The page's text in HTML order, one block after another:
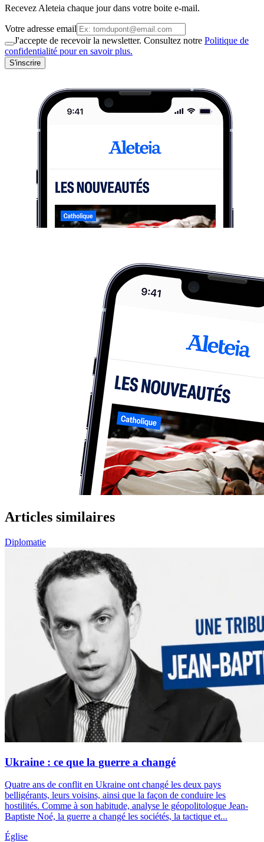
Recevez Aleteia chaque jour dans votre boite e-mail.
Votre adresse email
J'accepte de recevoir la newsletter. Consultez notre Politique de
confidentialité pour en savoir plus.
S'inscrire
Articles similaires
Diplomatie
Ukraine : ce que la guerre a changé
Quatre ans de conflit en Ukraine ont changé les deux pays
belligérants, leurs voisins, ainsi que la façon de conduire les
hostilités. Comme à son habitude, analyse le géopolitologue Jean-
Baptiste Noé, la guerre a changé les sociétés, la tactique et...
Église